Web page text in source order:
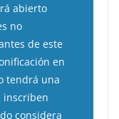
abierto
no
de este
en
tendrá una
inscriben
considera